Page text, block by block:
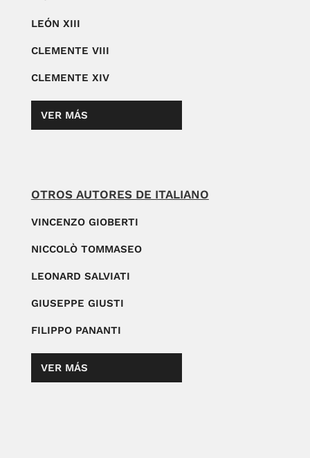
LEÓN XIII
CLEMENTE VIII
CLEMENTE XIV
VER MÁS
OTROS AUTORES DE ITALIANO
VINCENZO GIOBERTI
NICCOLÒ TOMMASEO
LEONARD SALVIATI
GIUSEPPE GIUSTI
FILIPPO PANANTI
VER MÁS